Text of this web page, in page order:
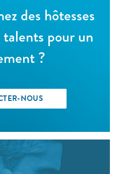
des hôtesses
talents pour un
?
NOUS